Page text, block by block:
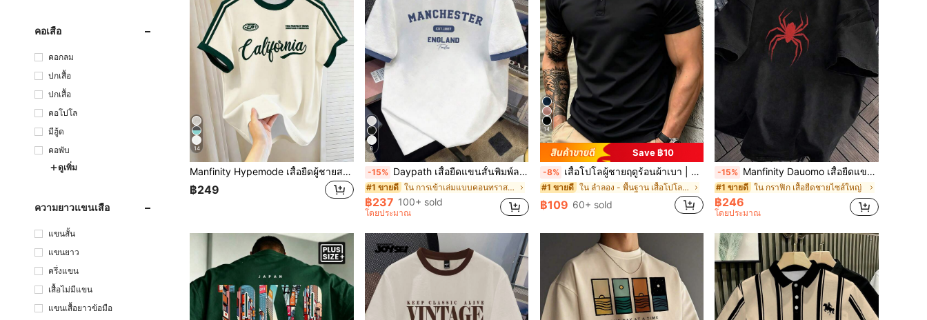
คอเสื้อ
คอกลม
ปกเสื้อ
ปกเสื้อ
คอโปโล
มีฮู้ด
คอพับ
ดูเพิ่ม
ความยาวแขนเสื้อ
แขนสั้น
แขนยาว
ครึ่งแขน
เสื้อไม่มีแขน
แขนเสื้อยาวข้อมือ
14
Manfinity Hypemode เสื้อยืดผู้ชายสไตล์เรโทรอเมริกันแคลิฟอร์เนีย พิมพ์ตัวอักษร สีตัดกัน แถบแขนแร็กแลน ทรงหลวม คอกลม สำหรับฤดูร้อนและวันหยุด
฿249
8
-15% Daypath เสื้อยืดแขนสั้นพิมพ์ลายตัวอักษรและสโลแกนตัดขอบสีตัดกันสำหรับผู้ชาย, ลำลองและทันสมัย
#1 ขายดี ใน การเข้าเล่มแบบคอนทราสต์ เสื้อยืดผู้ชาย
฿237 100+ sold
โดยประมาณ
14
Save ฿10
-8% เสื้อโปโลผู้ชายฤดูร้อนผ้าเบา | ทรงสลิม แขนสั้น สีพื้น คอปก เหมาะสำหรับใส่ประจำวัน เดินทางไปทำงาน ออฟฟิศ กีฬาเบาๆ และชายหาด สไตล์สมาร์ทแคชชวล
#1 ขายดี ใน ลำลอง - พื้นฐาน เสื้อโปโลผู้ชาย
฿109 60+ sold
-15% Manfinity Dauomo เสื้อยืดแขนสั้นคอกลมพิมพ์ลายสไปเดอร์สำหรับผู้ชายอ้วนใส่สบายและใช้งานได้หลากหลาย
#1 ขายดี ใน กราฟิก เสื้อยืดชายไซส์ใหญ่
฿246
โดยประมาณ